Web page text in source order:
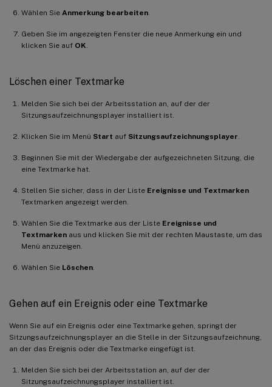
Wählen Sie Anmerkung bearbeiten
Geben Sie im angezeigten Fenster die neue Anmerkung ein und
klicken Sie auf OK
Löschen einer Textmarke
Melden Sie sich bei der Arbeitsstation an, auf der der
Sitzungsaufzeichnungsplayer installiert ist.
Klicken Sie im Menü Start auf Sitzungsaufzeichnungsplayer
Beginnen Sie mit der Wiedergabe der aufgezeichneten Sitzung, die
eine Textmarke hat.
Stellen Sie sicher, dass in der Liste Ereignisse und Textmarken
Textmarken angezeigt werden.
Wählen Sie die Textmarke aus der Liste Ereignisse und
Textmarken aus und klicken Sie mit der rechten Maustaste, um das
Menü anzuzeigen.
Wählen Sie Löschen
Gehen auf ein Ereignis oder eine Textmarke
Wenn Sie auf ein Ereignis oder eine Textmarke gehen, springt der
Sitzungsaufzeichnungsplayer an die Stelle in der Sitzungsaufzeichnung,
an der das Ereignis oder die Textmarke eingefügt ist.
Melden Sie sich bei der Arbeitsstation an, auf der der
Sitzungsaufzeichnungsplayer installiert ist.